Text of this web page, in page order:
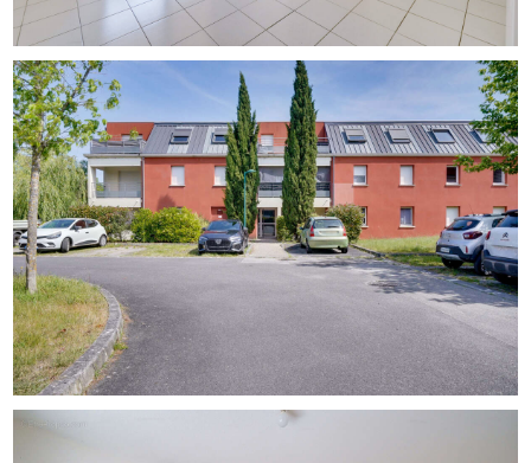
l’entretien des parties communes) et la taxe foncière
s’élève à 799 €. Aucune procédure en cours au sein de la
copropriété, composée de 125 lots.
Prix de vente : 135 000 € Honoraires à la charge de
l’acquéreur. Référence : 88817
Pour toute information, contactez Pierre FONTES au
[Coordonnées masquées] ou par mail à [Coordonnées
masquées] en immobilier enregistré à Bordeaux sous le
no 880 740 139, no ADC 84[Coordonnées masquées]00
382.
Les informations sur les risques auxquels ce bien est
exposé sont disponibles sur le site Géorisques :
www.georisques.gouv.fr.
Cette annonce vous est proposée par FONTÈS Pierre -